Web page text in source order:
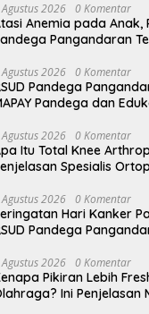
Agustus 2026 0 Komentar
Anemia pada Anak,
Pangandaran
Agustus 2026 0 Komentar
Pandega
Pandega dan
2026 0 Komentar
Itu Total Knee
Spesialis
2026 0 Komentar
Hari Kanker
Pandega
2026 0 Komentar
Pikiran Lebih
Ini Penjelasan